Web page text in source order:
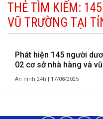
THẺ TÌM KIẾM:
VŨ TRƯỜNG TẠI
Phát hiện 145 người
02 cơ sở nhà hàng và
An ninh 24h | 17/08/2025